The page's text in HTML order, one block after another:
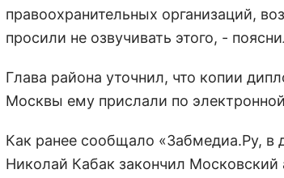
правоохранительных организаций,
просили не озвучивать этого, -
Глава района уточнил, что копии
Москвы ему прислали по
Как ранее сообщало «Забмедиа.Ру, в
Николай Кабак закончил